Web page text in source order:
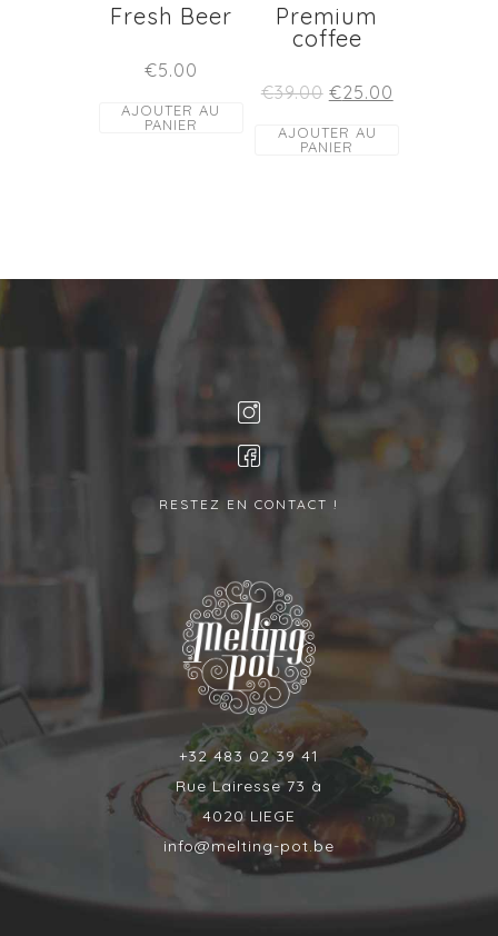
Fresh Beer
€5.00
AJOUTER AU
PANIER
Premium
coffee
€39.00 €25.00
AJOUTER AU
PANIER
RESTEZ EN CONTACT !
+32 483 02 39 41
Rue Lairesse 73 à
4020 LIEGE
info@melting-pot.be